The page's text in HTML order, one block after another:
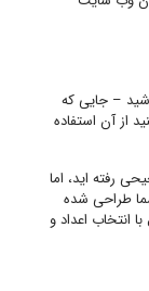
– جایی که
از آن استفاده
رفته اید، اما
طراحی شده
اعداد و